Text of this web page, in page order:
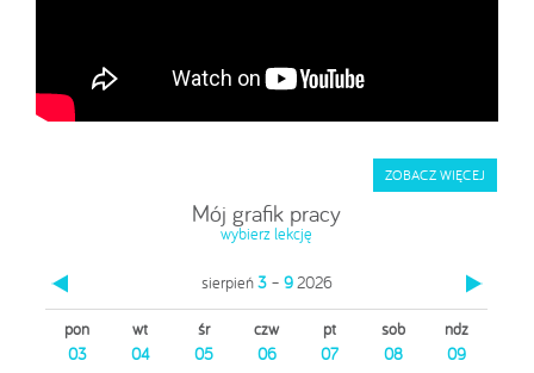
ZOBACZ WIĘCEJ
ZOBACZ WIĘCEJ
Mój grafik pracy
wybierz lekcję
sierpień3– 92026
pon
03
wt
04
śr
05
czw
06
pt
07
sob
08
ndz
09